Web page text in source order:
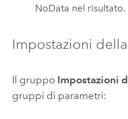
NoData nel risultato.
Impostazioni
Il gruppo Impostazioni
gruppi di parametri: